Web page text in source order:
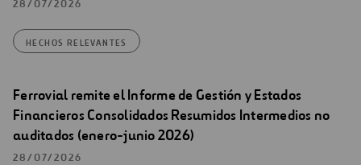
28/07/2026
HECHOS RELEVANTES
Ferrovial remite el Informe de Gestión y Estados
Financieros Consolidados Resumidos Intermedios no
auditados (enero-junio 2026)
28/07/2026